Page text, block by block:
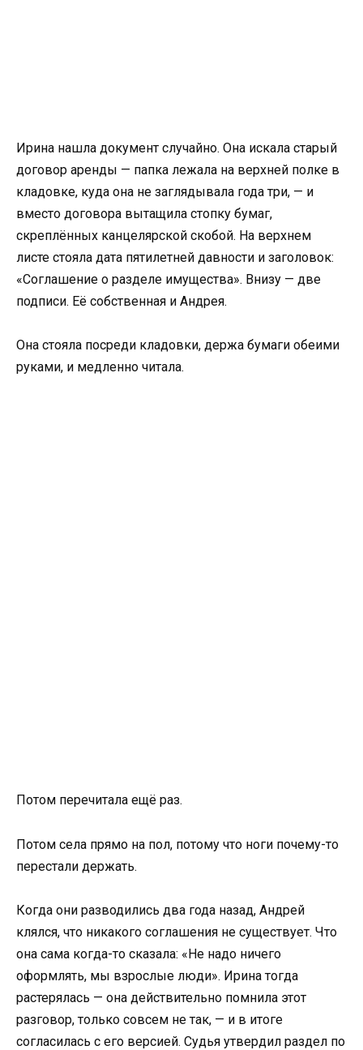
Ирина нашла документ случайно. Она искала старый
договор аренды — папка лежала на верхней полке в
кладовке, куда она не заглядывала года три, — и
вместо договора вытащила стопку бумаг,
скреплённых канцелярской скобой. На верхнем
листе стояла дата пятилетней давности и заголовок:
«Соглашение о разделе имущества». Внизу — две
подписи. Её собственная и Андрея.
Она стояла посреди кладовки, держа бумаги обеими
руками, и медленно читала.
Потом перечитала ещё раз.
Потом села прямо на пол, потому что ноги почему-то
перестали держать.
Когда они разводились два года назад, Андрей
клялся, что никакого соглашения не существует. Что
она сама когда-то сказала: «Не надо ничего
оформлять, мы взрослые люди». Ирина тогда
растерялась — она действительно помнила этот
разговор, только совсем не так, — и в итоге
согласилась с его версией. Судья утвердил раздел по